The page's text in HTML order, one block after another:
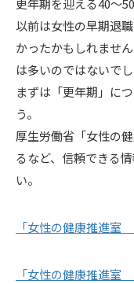
更年期を迎える40～
以前は女性の早期退
かったかもしれませ
は多いのではないでし
まずは「更年期」に
う。
厚生労働省「女性の
るなど、信頼できる
い。
「女性の健康推進室
「女性の健康推進